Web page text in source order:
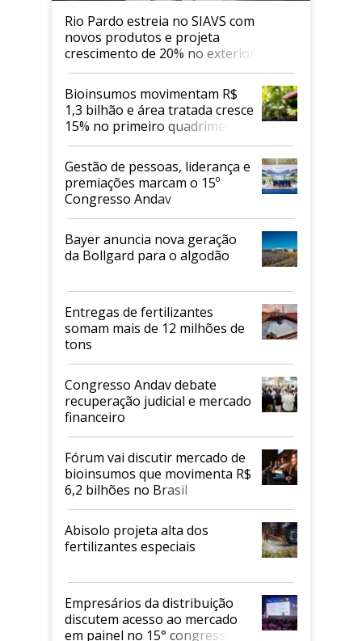
Rio Pardo estreia no SIAVS com
novos produtos e projeta
crescimento de 20% no exterior
Bioinsumos movimentam R$
1,3 bilhão e área tratada cresce
15% no primeiro quadrimestre
de 2026
Gestão de pessoas, liderança e
premiações marcam o 15º
Congresso Andav
Bayer anuncia nova geração
da Bollgard para o algodão
Entregas de fertilizantes
somam mais de 12 milhões de
tons
Congresso Andav debate
recuperação judicial e mercado
financeiro
Fórum vai discutir mercado de
bioinsumos que movimenta R$
6,2 bilhões no Brasil
Abisolo projeta alta dos
fertilizantes especiais
Empresários da distribuição
discutem acesso ao mercado
em painel no 15° congresso